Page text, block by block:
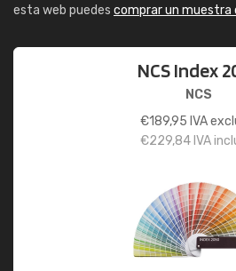
esta web puedes comprar un muestra
NCS Index
NCS
€189,95 IVA
€229,84 IVA